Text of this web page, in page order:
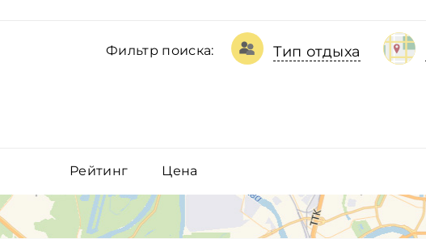
Фильтр поиска: Тип отдыха
Рейтинг Цена